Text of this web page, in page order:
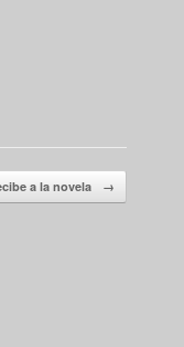
a la novela →